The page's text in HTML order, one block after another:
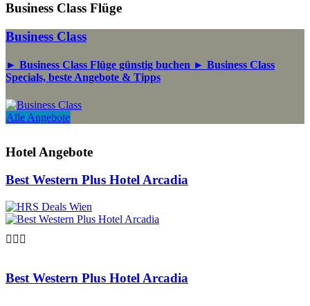
Business Class Flüge
Business Class
► Business Class Flüge günstig buchen ► Business Class
Specials, beste Angebote & Tipps
Alle Angebote
Hotel Angebote
Best Western Plus Hotel Arcadia

Best Western Plus Hotel Arcadia